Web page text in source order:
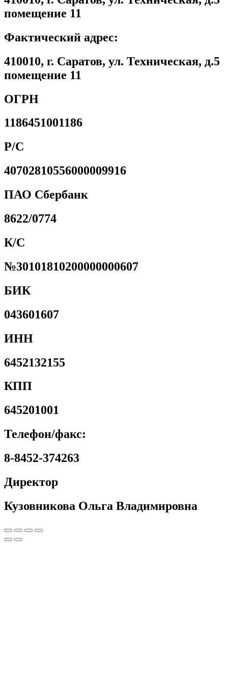
помещение 11
Фактический адрес:
410010, г. Саратов, ул. Техническая, д.5
помещение 11
ОГРН
1186451001186
Р/С
40702810556000009916
ПАО Сбербанк
8622/0774
К/С
№30101810200000000607
БИК
043601607
ИНН
6452132155
КПП
645201001
Телефон/факс:
8-8452-374263
Директор
Кузовникова Ольга Владимировна